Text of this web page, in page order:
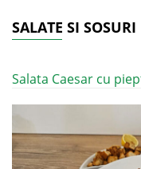
SALATE SI SOSURI
Salata Caesar cu